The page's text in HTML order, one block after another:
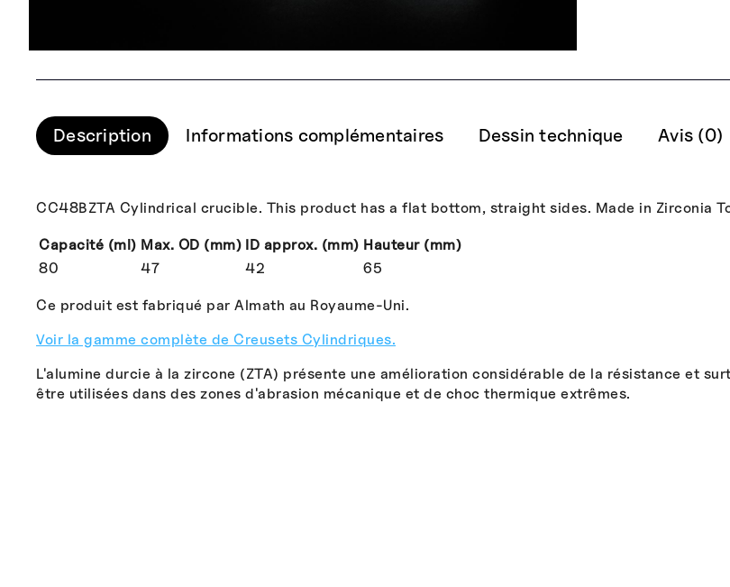
Description Informations complémentaires Dessin technique Avis (0)
CC48BZTA Cylindrical crucible. This product has a flat bottom, straight sides. Made in Zirconia
Capacité (ml) Max. OD (mm) ID approx. (mm) Hauteur (mm)
80
47 42 65
Ce produit est fabriqué par Almath au Royaume-Uni.
Voir la gamme complète de Creusets Cylindriques.
L'alumine durcie à la zircone (ZTA) présente une amélioration considérable de la résistance et
être utilisées dans des zones d'abrasion mécanique et de choc thermique extrêmes.